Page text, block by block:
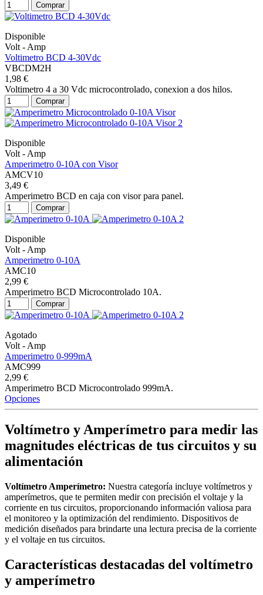
Comprar
Disponible
Volt - Amp
Voltimetro BCD 4-30Vdc
VBCDM2H
1,98 €
Voltimetro 4 a 30 Vdc microcontrolado, conexion a dos hilos.
Comprar
Disponible
Volt - Amp
Amperimetro 0-10A con Visor
AMCV10
3,49 €
Amperimetro BCD en caja con visor para panel.
Comprar
Disponible
Volt - Amp
Amperimetro 0-10A
AMC10
2,99 €
Amperimetro BCD Microcontrolado 10A.
Comprar
Agotado
Volt - Amp
Amperimetro 0-999mA
AMC999
2,99 €
Amperimetro BCD Microcontrolado 999mA.
Opciones
Voltímetro y Amperímetro para medir las
magnitudes eléctricas de tus circuitos y su
alimentación
Voltímetro Amperímetro: Nuestra categoría incluye voltímetros y
amperímetros, que te permiten medir con precisión el voltaje y la
corriente en tus circuitos, proporcionando información valiosa para
el monitoreo y la optimización del rendimiento. Dispositivos de
medición diseñados para brindarte una lectura precisa de la corriente
y el voltaje en tus circuitos.
Características destacadas del voltímetro
y amperímetro